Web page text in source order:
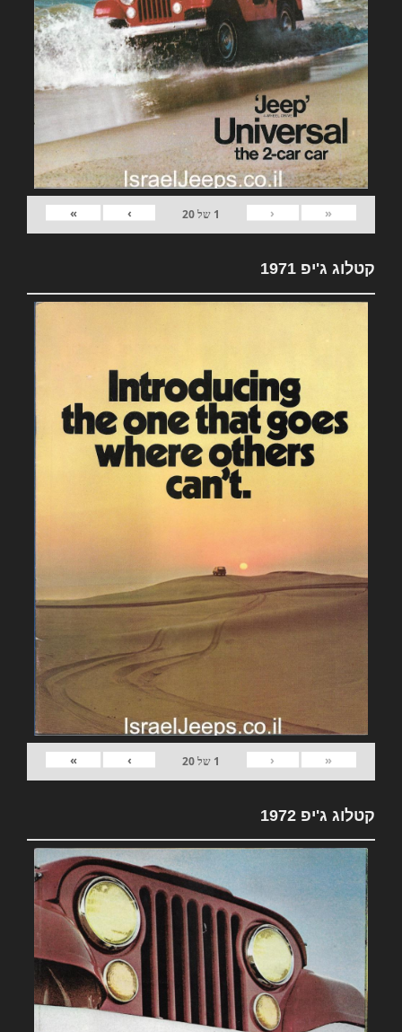
«
‹
1 של20
›
»
קטלוג ג'יפ 1971
«
‹
1 של20
›
»
קטלוג ג'יפ 1972